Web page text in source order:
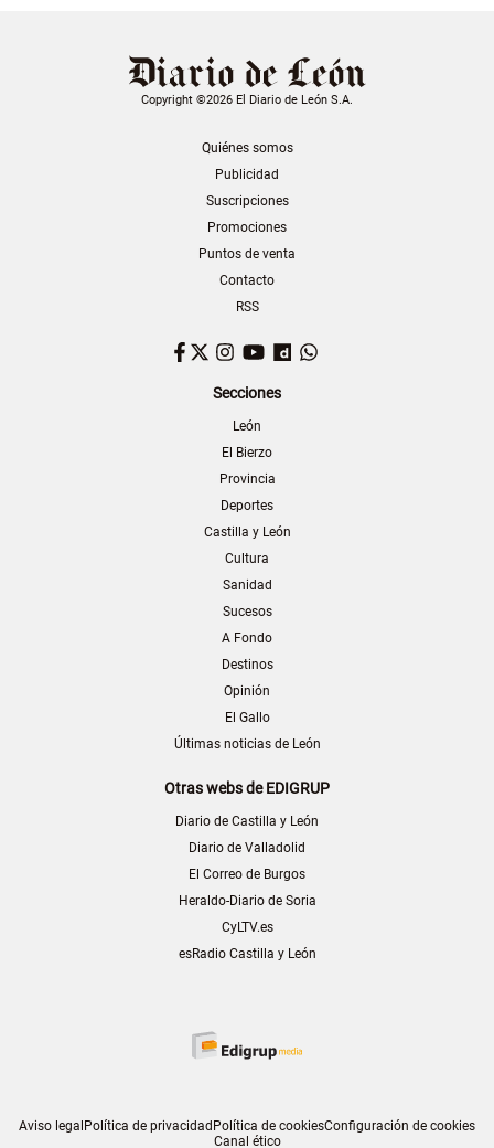
Copyright ©2026 El Diario de León S.A.
Quiénes somos
Publicidad
Suscripciones
Promociones
Puntos de venta
Contacto
RSS
Facebook
TwitterInstagram
YouTubeDailymotion
Secciones
León
El Bierzo
Provincia
Deportes
Castilla y León
Cultura
Sanidad
Sucesos
A Fondo
Destinos
Opinión
El Gallo
Últimas noticias de León
Otras webs de EDIGRUP
Diario de Castilla y León
Diario de Valladolid
El Correo de Burgos
Heraldo-Diario de Soria
CyLTV.es
esRadio Castilla y León
Aviso legalPolítica de privacidadPolítica de cookiesConfiguración de cookies
Canal ético